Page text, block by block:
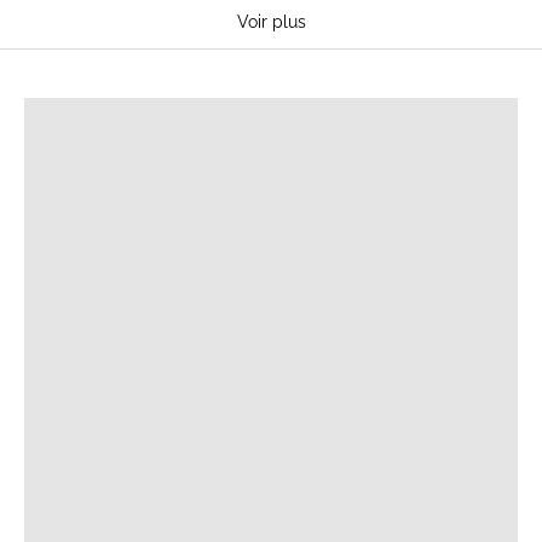
Sweat-shirts d'allaitement
Voir plus